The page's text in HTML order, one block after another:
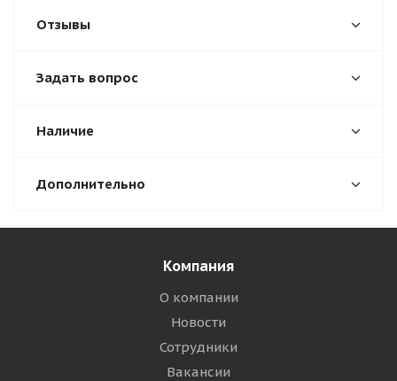
Отзывы
Задать вопрос
Наличие
Дополнительно
Компания
О компании
Новости
Сотрудники
Вакансии